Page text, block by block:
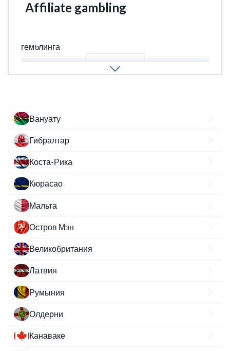
Affiliate gambling
гемблинга
ПОДРОБНЕЕ
Вануату
Гибралтар
Коста-Рика
Кюрасао
Мальта
Остров Мэн
Великобритания
Латвия
Румыния
Олдерни
Канаваке